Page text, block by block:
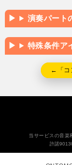
演奏パート
特殊条件ア
←「コ
当サービスの音楽
許諾